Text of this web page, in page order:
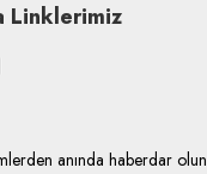
Linklerimiz
anında haberdar olun